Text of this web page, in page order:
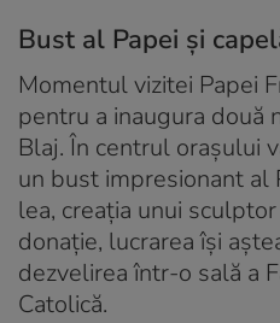
Bust al Papei și
Momentul vizitei Papei
pentru a inaugura două
Blaj. În centrul orașului
un bust impresionant al
lea, creația unui
donație, lucrarea își
dezvelirea într-o sală a
Catolică.